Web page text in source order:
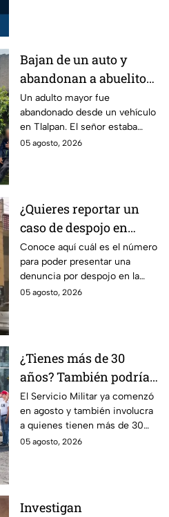
Bajan de un auto y
abandonan a abuelito
de 83 años en CDMX
con demencia senil
Un adulto mayor fue
abandonado desde un vehículo
en Tlalpan. El señor estaba
desorientado y la ayuda de
05 agosto, 2026
¿Quieres reportar un
caso de despojo en
CDMX? El número que
tienes que marcar y lo
que tienes que hacer
Conoce aquí cuál es el número
para poder presentar una
denuncia por despojo en la
CDMX y qué hacer si eres
05 agosto, 2026
¿Tienes más de 30
años? También podrías
tener que hacer el
Servicio Militar 2026 si
saliste sorteado en
agosto
El Servicio Militar ya comenzó
en agosto y también involucra
a quienes tienen más de 30
años. Conoce quiénes deben
05 agosto, 2026
Investigan